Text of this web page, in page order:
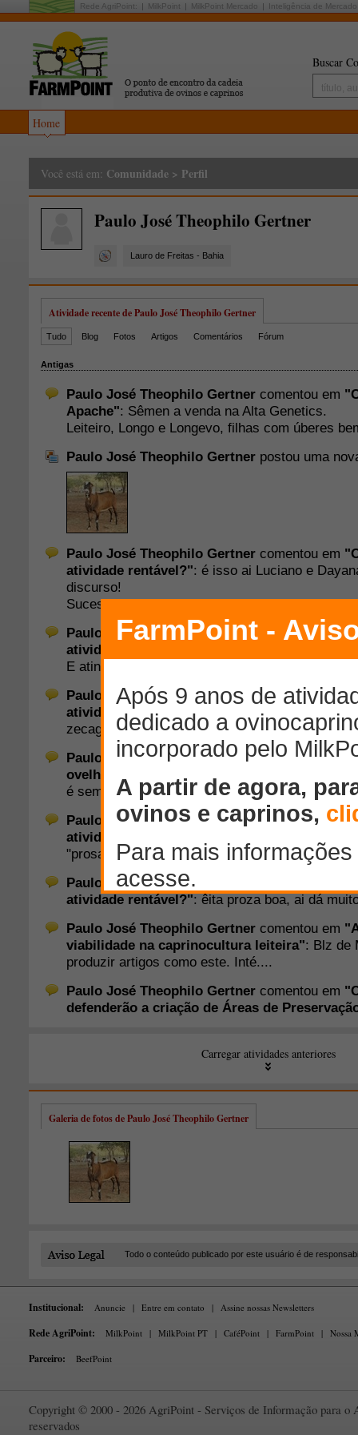
Rede AgriPoint: MilkPoint MilkPoint Mercado Inteligência de Mercado
Buscar
Home
Você está em: Comunidade > Perfil
Paulo José Theophilo Gertner
Lauro de Freitas - Bahia
Galeria de fotos de Paulo José Theophilo Gertner
Todo o conteúdo publicado por este usuário é de
Institucional: Anuncie | Entre em contato | Assine nossas Newsletters
Rede AgriPoint: MilkPoint | MilkPoint PT | CaféPoint | FarmPoint | Nossa
Parceiro: BeefPoint
Copyright © 2000 - 2026 AgriPoint - Serviços de Informação para o
reservados